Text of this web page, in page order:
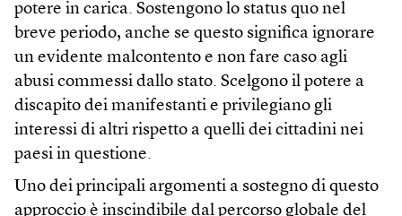
potere in carica. Sostengono lo status quo nel
breve periodo, anche se questo significa ignorare
un evidente malcontento e non fare caso agli
abusi commessi dallo stato. Scelgono il potere a
discapito dei manifestanti e privilegiano gli
interessi di altri rispetto a quelli dei cittadini nei
paesi in questione.
Uno dei principali argomenti a sostegno di questo
approccio è inscindibile dal percorso globale del